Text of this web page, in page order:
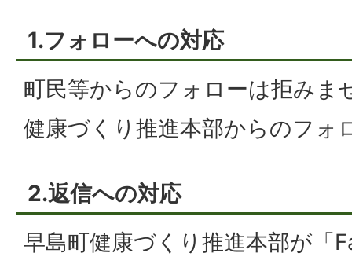
1.フォローへの対応
町民等からのフォローは拒みま
健康づくり推進本部からのフォ
2.返信への対応
早島町健康づくり推進本部が「